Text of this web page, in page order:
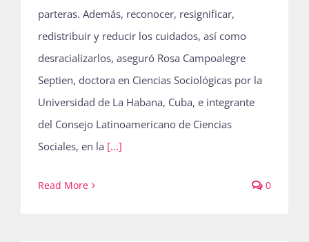
parteras. Además, reconocer, resignificar,
redistribuir y reducir los cuidados, así como
desracializarlos, aseguró Rosa Campoalegre
Septien, doctora en Ciencias Sociológicas por la
Universidad de La Habana, Cuba, e integrante
del Consejo Latinoamericano de Ciencias
Sociales, en la [...]
Read More 0